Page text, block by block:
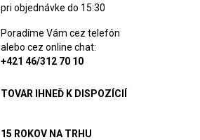
pri objednávke do 15:30
Poradíme Vám cez telefón
alebo cez online chat:
+421 46/312 70 10
TOVAR IHNEĎ K DISPOZÍCIÍ
15 ROKOV NA TRHU